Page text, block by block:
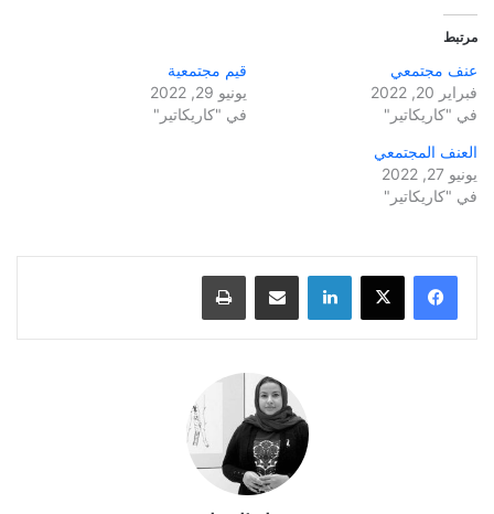
مرتبط
عنف مجتمعي
فبراير 20, 2022
في "كاريكاتير"
قيم مجتمعية
يونيو 29, 2022
في "كاريكاتير"
العنف المجتمعي
يونيو 27, 2022
في "كاريكاتير"
لينكدإن مشاركة عبر البريد طباعة